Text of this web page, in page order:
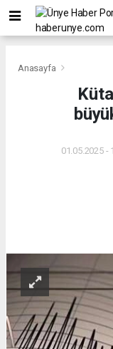
Anasayfa
01.05.2025 -